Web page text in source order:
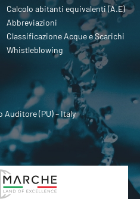
Calcolo abitanti equivalenti (A.E)
Abbreviazioni
Classificazione Acque e Scarichi
Whistleblowing
Auditore (PU) – Italy